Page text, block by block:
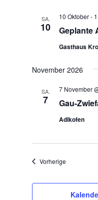
SA.
10 Geplante
10 Oktober-
Gasthaus
November 2026
SA.
7 Gau-
7 November
Adlkofen
Vorherige